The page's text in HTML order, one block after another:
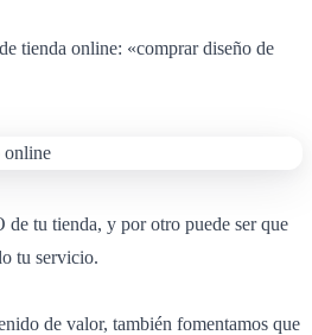
tienda online: «comprar diseño de
de tu tienda, y por otro puede ser que
tu servicio.
de valor, también fomentamos que